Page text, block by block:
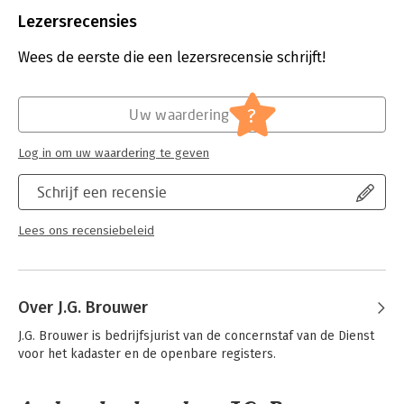
Uitgever:
Verschijningsdatum:
12-10-2017
Ruimtelijk bestuursrecht - Woningwet
Serie:
NILG - Vastgoed, Omgeving en Recht
Lezersrecensies
Wees de eerste die een lezersrecensie schrijft!
Schrijf een recensie
Lees ons recensiebeleid
Uw waardering ?
Log in om uw waardering te geven
Over J.G. Brouwer
J.G. Brouwer is bedrijfsjurist van de concernstaf van de Dienst
voor het kadaster en de openbare registers.